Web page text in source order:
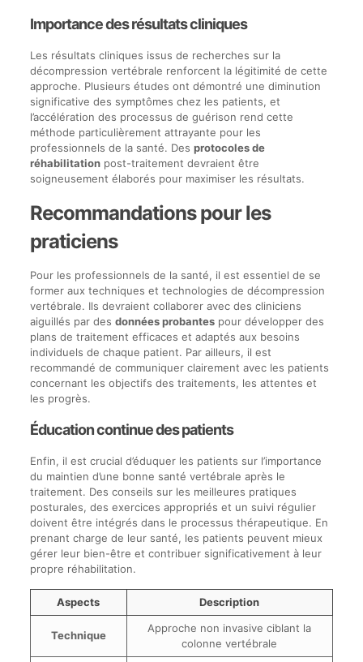
Importance des résultats cliniques
Les résultats cliniques issus de recherches sur la
décompression vertébrale renforcent la légitimité de cette
approche. Plusieurs études ont démontré une diminution
significative des symptômes chez les patients, et
l’accélération des processus de guérison rend cette
méthode particulièrement attrayante pour les
professionnels de la santé. Des protocoles de
réhabilitationpost-traitement devraient être
soigneusement élaborés pour maximiser les résultats.
Recommandations pour les
praticiens
Pour les professionnels de la santé, il est essentiel de se
former aux techniques et technologies de décompression
vertébrale. Ils devraient collaborer avec des cliniciens
aiguillés par des données probantespour développer des
plans de traitement efficaces et adaptés aux besoins
individuels de chaque patient. Par ailleurs, il est
recommandé de communiquer clairement avec les patients
concernant les objectifs des traitements, les attentes et
les progrès.
Éducation continue des patients
Enfin, il est crucial d’éduquer les patients sur l’importance
du maintien d’une bonne santé vertébrale après le
traitement. Des conseils sur les meilleures pratiques
posturales, des exercices appropriés et un suivi régulier
doivent être intégrés dans le processus thérapeutique. En
prenant charge de leur santé, les patients peuvent mieux
gérer leur bien-être et contribuer significativement à leur
propre réhabilitation.
Aspects Description
Technique
Approche non invasive ciblant la
colonne vertébrale